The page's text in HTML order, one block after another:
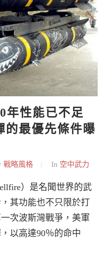
年性能已不足
的最優先條件曝
戰略風格 In 空中武力
）是名聞世界的武
其功能也不只限於打
次波斯灣戰爭，美軍
以高達90％的命中